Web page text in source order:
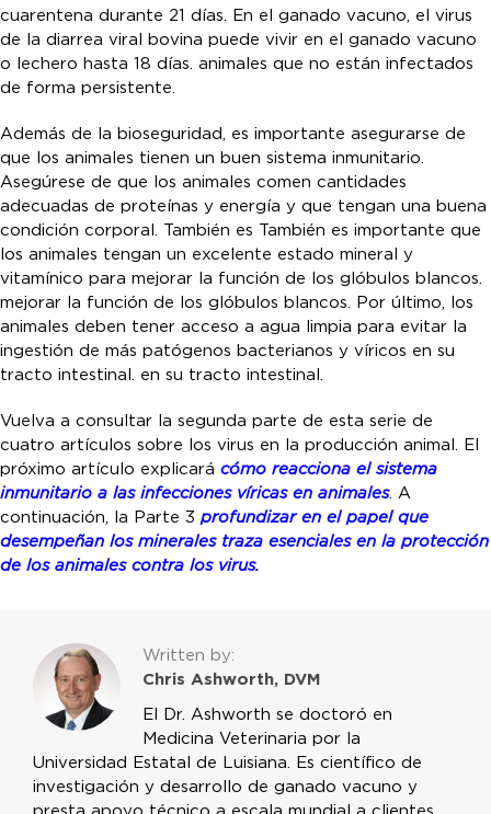
cuarentena durante 21 días. En el ganado vacuno, el virus
de la diarrea viral bovina puede vivir en el ganado vacuno
o lechero hasta 18 días. animales que no están infectados
de forma persistente.
Además de la bioseguridad, es importante asegurarse de
que los animales tienen un buen sistema inmunitario.
Asegúrese de que los animales comen cantidades
adecuadas de proteínas y energía y que tengan una buena
condición corporal. También es También es importante que
los animales tengan un excelente estado mineral y
vitamínico para mejorar la función de los glóbulos blancos.
mejorar la función de los glóbulos blancos. Por último, los
animales deben tener acceso a agua limpia para evitar la
ingestión de más patógenos bacterianos y víricos en su
tracto intestinal. en su tracto intestinal.
Vuelva a consultar la segunda parte de esta serie de
cuatro artículos sobre los virus en la producción animal. El
próximo artículo explicará cómo reacciona el sistema
inmunitario a las infecciones víricas en animales. A
continuación, la Parte 3 profundizar en el papel que
desempeñan los minerales traza esenciales en la protección
de los animales contra los virus.
Written by:
Chris Ashworth, DVM
El Dr. Ashworth se doctoró en
Medicina Veterinaria por la
Universidad Estatal de Luisiana. Es científico de
investigación y desarrollo de ganado vacuno y